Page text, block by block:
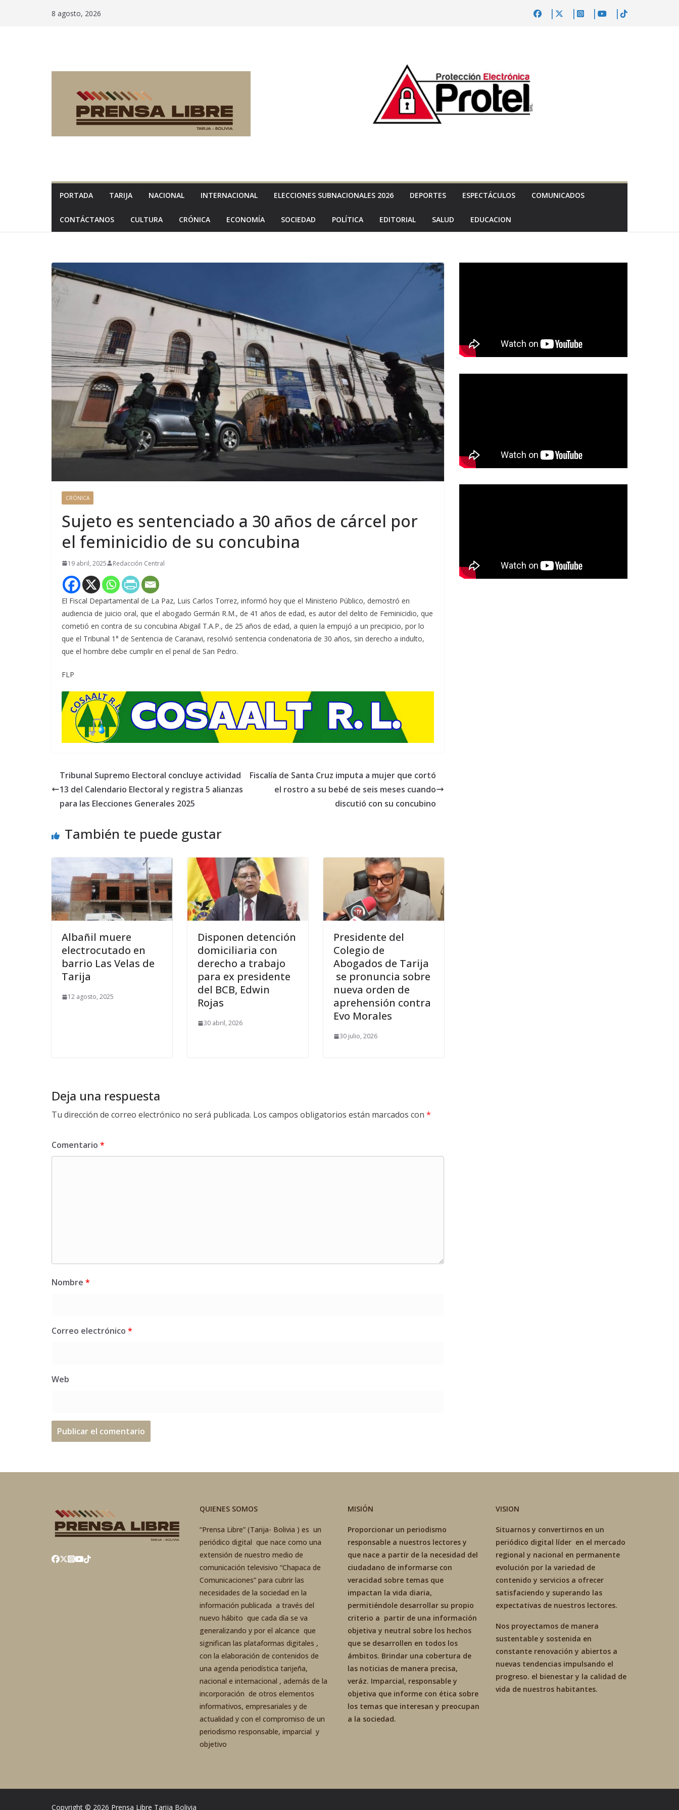
8 agosto, 2026
PORTADA TARIJA NACIONAL INTERNACIONAL ELECCIONES SUBNACIONALES 2026 DEPORTES ESPECTÁCULOS COMUNICADOS
CONTÁCTANOS CULTURA CRÓNICA ECONOMÍA SOCIEDAD POLÍTICA EDITORIAL SALUD EDUCACION
CRÓNICA
Sujeto es sentenciado a 30 años de cárcel por
el feminicidio de su concubina
19 abril, 2025 Redacción Central
El Fiscal Departamental de La Paz, Luis Carlos Torrez, informó hoy que el Ministerio Público, demostró en
audiencia de juicio oral, que el abogado Germán R.M., de 41 años de edad, es autor del delito de Feminicidio, que
cometió en contra de su concubina Abigail T.A.P., de 25 años de edad, a quien la empujó a un precipicio, por lo
que el Tribunal 1° de Sentencia de Caranavi, resolvió sentencia condenatoria de 30 años, sin derecho a indulto,
que el hombre debe cumplir en el penal de San Pedro.
FLP
Tribunal Supremo Electoral concluye actividad
13 del Calendario Electoral y registra 5 alianzas
para las Elecciones Generales 2025
Fiscalía de Santa Cruz imputa a mujer que cortó
el rostro a su bebé de seis meses cuando
discutió con su concubino
También te puede gustar
Albañil muere
electrocutado en
barrio Las Velas de
Tarija
12 agosto, 2025
Disponen detención
domiciliaria con
derecho a trabajo
para ex presidente
del BCB, Edwin
Rojas
30 abril, 2026
Presidente del
Colegio de
Abogados de Tarija
se pronuncia sobre
nueva orden de
aprehensión contra
Evo Morales
30 julio, 2026
Deja una respuesta
Tu dirección de correo electrónico no será publicada. Los campos obligatorios están marcados con *
Comentario *
Nombre *
Correo electrónico *
Web
QUIENES SOMOS
“Prensa Libre” (Tarija- Bolivia ) es un
periódico digital que nace como una
extensión de nuestro medio de
comunicación televisivo “Chapaca de
Comunicaciones” para cubrir las
necesidades de la sociedad en la
información publicada a través del
nuevo hábito que cada día se va
generalizando y por el alcance que
significan las plataformas digitales ,
con la elaboración de contenidos de
una agenda periodística tarijeña,
nacional e internacional , además de la
incorporación de otros elementos
informativos, empresariales y de
actualidad y con el compromiso de un
periodismo responsable, imparcial y
objetivo
MISIÓN
Proporcionar un periodismo
responsable a nuestros lectores y
que nace a partir de la necesidad del
ciudadano de informarse con
veracidad sobre temas que
impactan la vida diaria,
permitiéndole desarrollar su propio
criterio a partir de una información
objetiva y neutral sobre los hechos
que se desarrollen en todos los
ámbitos. Brindar una cobertura de
las noticias de manera precisa,
veráz. Imparcial, responsable y
objetiva que informe con ética sobre
los temas que interesan y preocupan
a la sociedad.
VISION
Situarnos y convertirnos en un
periódico digital líder en el mercado
regional y nacional en permanente
evolución por la variedad de
contenido y servicios a ofrecer
satisfaciendo y superando las
expectativas de nuestros lectores.
Nos proyectamos de manera
sustentable y sostenida en
constante renovación y abiertos a
nuevas tendencias impulsando el
progreso. el bienestar y la calidad de
vida de nuestros habitantes.
Copyright © 2026 Prensa Libre Tarija Bolivia